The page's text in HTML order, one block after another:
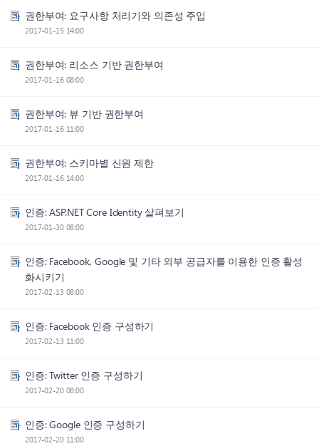
권한부여: 요구사항 처리기와 의존성 주입
2017-01-15 14:00
권한부여: 리소스 기반 권한부여
2017-01-16 08:00
권한부여: 뷰 기반 권한부여
2017-01-16 11:00
권한부여: 스키마별 신원 제한
2017-01-16 14:00
인증: ASP.NET Core Identity 살펴보기
2017-01-30 08:00
인증: Facebook, Google 및 기타 외부 공급자를 이용한 인증 활성
화시키기
2017-02-13 08:00
인증: Facebook 인증 구성하기
2017-02-13 11:00
인증: Twitter 인증 구성하기
2017-02-20 08:00
인증: Google 인증 구성하기
2017-02-20 11:00